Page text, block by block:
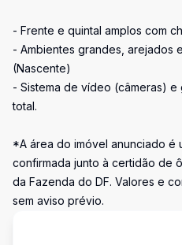
- Frente e quintal amplos com
- Ambientes grandes, arejados
(Nascente)
- Sistema de vídeo (câmeras)
total.
*A área do imóvel anunciado é
confirmada junto à certidão de
da Fazenda do DF. Valores e
sem aviso prévio.